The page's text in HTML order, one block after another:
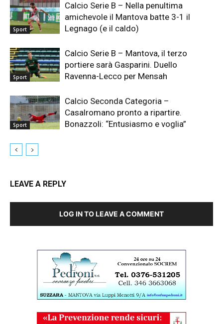
Sport
Calcio Serie B – Nella penultima
amichevole il Mantova batte 3-1 il
Legnago (e il caldo)
Sport
Calcio Serie B – Mantova, il terzo
portiere sarà Gasparini. Duello
Ravenna-Lecco per Mensah
Sport
Calcio Seconda Categoria –
Casalromano pronto a ripartire.
Bonazzoli: “Entusiasmo e voglia”
LEAVE A REPLY
LOG IN TO LEAVE A COMMENT